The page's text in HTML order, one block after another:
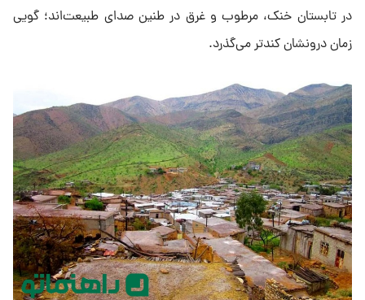
در تابستان خنک، مرطوب و غرق در طنین صدای طبیعت‌اند؛ گویی
زمان درونشان کندتر می‌گذرد.